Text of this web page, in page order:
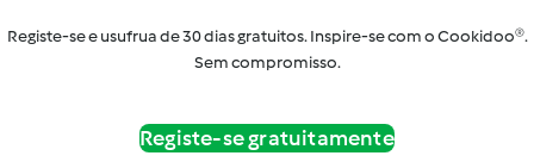
Registe-se e usufrua de 30 dias gratuitos. Inspire-se com o Cookidoo®.
Sem compromisso.
Registe-se gratuitamente